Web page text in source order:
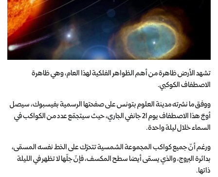
تشهد الأرض ظاهرة من أهم الظواهر الفلكية لهذا العام، وهي ظاهرة
الاصطفاف الكوكبي.
ووفق ما نشرته مدينة العلوم بتونس على صفحتها الرسمية بفيسبوك، سيصل
أوجّ هذا الاصطفاف يوم 21 جانفي الجاري، حيث سيتجمّع عدد من الكواكب في
السماء خلال ليلة واحدة.
ورغم أنّ جميع كواكب المجموعة الشمسية تتحرّك على الخط نفسه المسمّى،
بدائرة البروج، والذي يسمّى أيضا سطح المكسف، فإنّ جلّها لا تظهر في الليلة
ذاتها.